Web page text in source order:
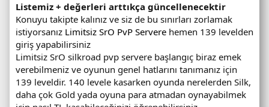
Listemiz + değerleri arttıkça güncellenecektir
Konuyu takipte kalınız ve siz de bu sınırları zorlamak
istiyorsanız Limitsiz SrO PvP Servere hemen 139 levelden
giriş yapabilirsiniz
Limitsiz SrO silkroad pvp servere başlangıç biraz emek
verebilmeniz ve oyunun genel hatlarını tanımanız için
139 leveldir. 140 levele kasarken oyunda nerelerden Silk,
daha çok Gold yada oyuna para atmadan oynayabilmek